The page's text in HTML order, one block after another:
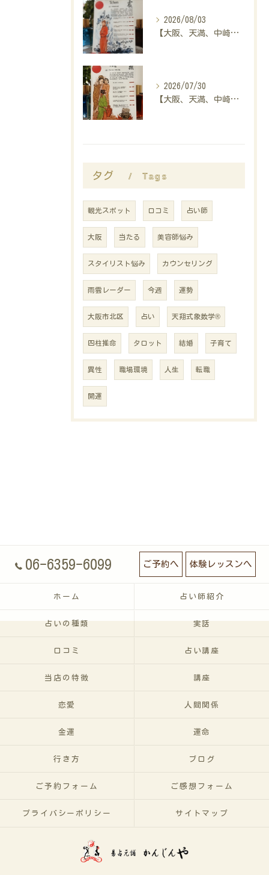
2026/08/03
【大阪、天満、中崎町の占い】madam豊子、本日のメッセージ
2026/07/30
【大阪、天満、中崎町の占い】madam豊子、本日のメッセージ
タグ Tags
観光スポット 口コミ 占い師
大阪 当たる 美容師悩み
スタイリスト悩み カウンセリング
雨雲レーダー 今週 運勢
大阪市北区 占い 天翔式象数学®
四柱推命 タロット 結婚 子育て
異性 職場環境 人生 転職
開運
06-6359-6099 ご予約へ 体験レッスンへ
ホーム 占い師紹介
占いの種類 実話
口コミ 占い講座
当店の特徴 講座
恋愛 人間関係
金運 運命
行き方 ブログ
ご予約フォーム ご感想フォーム
プライバシーポリシー サイトマップ